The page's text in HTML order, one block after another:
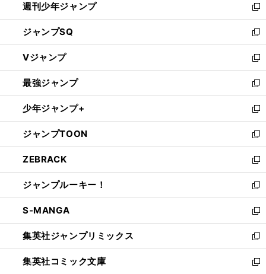
く
週刊少年ジャンプ
新
し
い
ウ
ィ
ン
ド
ウ
で
開
く
ジャンプSQ
新
し
い
ウ
ィ
ン
ド
ウ
で
開
く
Vジャンプ
新
し
い
ウ
ィ
ン
ド
ウ
で
開
く
最強ジャンプ
新
し
い
ウ
ィ
ン
ド
ウ
で
開
く
少年ジャンプ+
新
し
い
ウ
ィ
ン
ド
ウ
で
開
く
ジャンプTOON
新
し
い
ウ
ィ
ン
ド
ウ
で
開
く
ZEBRACK
新
し
い
ウ
ィ
ン
ド
ウ
で
ジャンプルーキー！
新
し
い
ウ
ィ
ン
ド
S-MANGA
新
し
い
ウ
ィ
集英社ジャンプリミックス
新
し
い
集英社コミック文庫
新